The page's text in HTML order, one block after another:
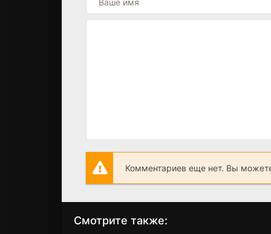
Комментариев еще нет. Вы
Смотрите также: